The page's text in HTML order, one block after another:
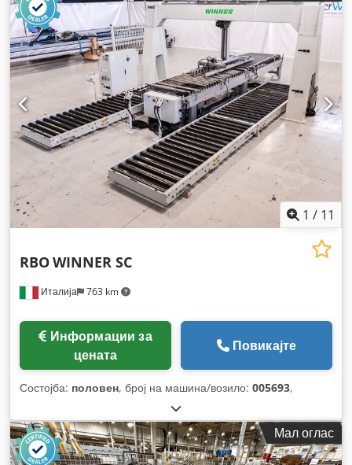
1 / 11
Италија 763 km
RBOWINNER SC
цената
Повикајте
Состојба: половен, број на машина/возило: 005693,
Мал оглас